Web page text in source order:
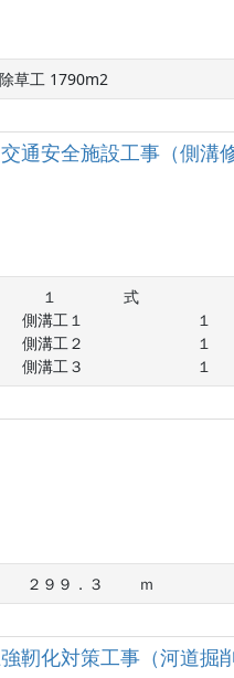
草工 1790m2
安全施設工事（側溝
　　１　　　　 式
　　　　　　１　　
　　　　　　１　　
　　　　　　１　　
　２９９．３　　 ｍ
靭化対策工事（河道掘